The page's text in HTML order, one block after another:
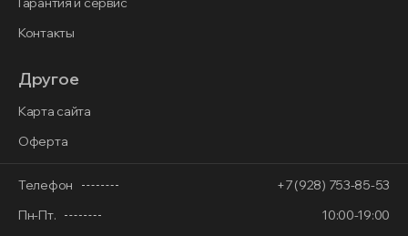
Контакты
Другое
Карта сайта
Оферта
Телефон
+7 (928) 753-85-53
Пн-Пт.
10:00-19:00